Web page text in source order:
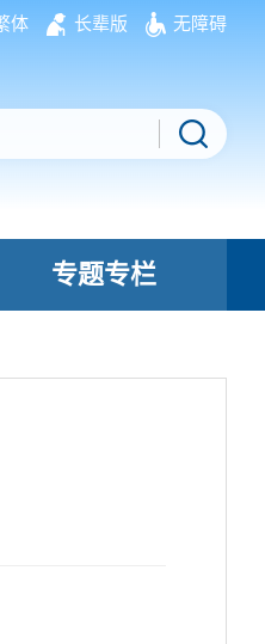
体 长辈版 无障碍
专题专栏